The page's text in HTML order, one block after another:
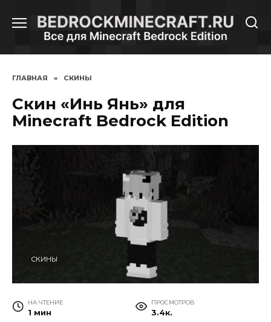
содержанию
ГЛАВНАЯ » СКИНЫ
Скин «Инь Янь» для
Minecraft Bedrock Edition
СКИНЫ
НА ЧТЕНИЕ
1 мин
ПРОСМОТРОВ
3.4к.